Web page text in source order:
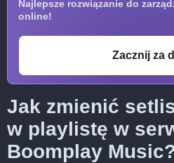
Najlepsze rozwiązanie do
online!
Zacznij za
Jak zmienić
w playlistę w
Boomplay